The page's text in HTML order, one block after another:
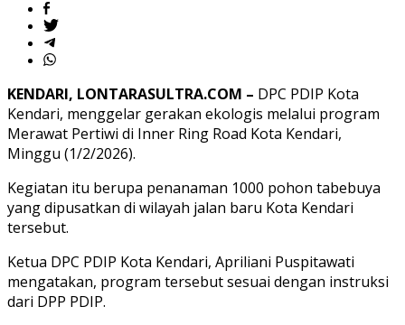
KENDARI, LONTARASULTRA.COM – DPC PDIP Kota
Kendari, menggelar gerakan ekologis melalui program
Merawat Pertiwi di Inner Ring Road Kota Kendari,
Minggu (1/2/2026).
Kegiatan itu berupa penanaman 1000 pohon tabebuya
yang dipusatkan di wilayah jalan baru Kota Kendari
tersebut.
Ketua DPC PDIP Kota Kendari, Apriliani Puspitawati
mengatakan, program tersebut sesuai dengan instruksi
dari DPP PDIP.